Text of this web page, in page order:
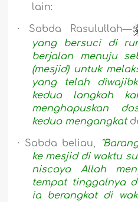
lain:
· Sabda Rasulullah—
yang bersuci di
berjalan menuju
(mesjid) untuk
yang telah
kedua langkah
menghapuskan
kedua mengangkat
· Sabda beliau,
ke mesjid di waktu
niscaya Allah
tempat tinggalnya
ia berangkat di